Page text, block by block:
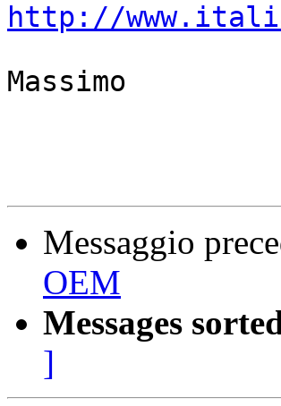
http://
Massimo
Messaggio
OEM
Messages
]